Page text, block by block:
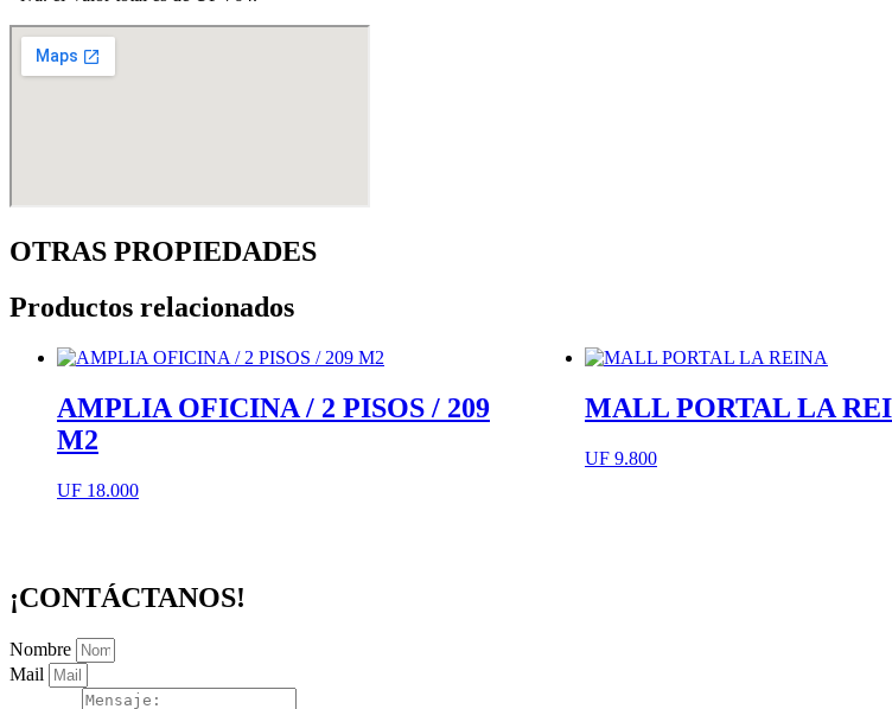
OTRAS PROPIEDADES
Productos relacionados
AMPLIA OFICINA / 2 PISOS / 209
M2
UF 18.000
MALL PORTAL LA
UF9.800
¡CONTÁCTANOS!
Nombre
Mail